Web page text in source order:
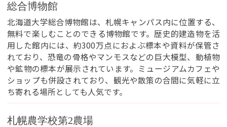
総合博物館
北海道大学総合博物館は、札幌キャンパス内に位置する、
無料で楽しむことのできる博物館です。歴史的建造物を活
用した館内には、約300万点におよぶ標本や資料が保管さ
れており、恐竜の骨格やマンモスなどの巨大模型、動植物
や鉱物の標本が展示されています。ミュージアムカフェや
ショップも併設されており、観光や散策の合間に気軽に立
ち寄れる場所としても人気です。
札幌農学校第2農場